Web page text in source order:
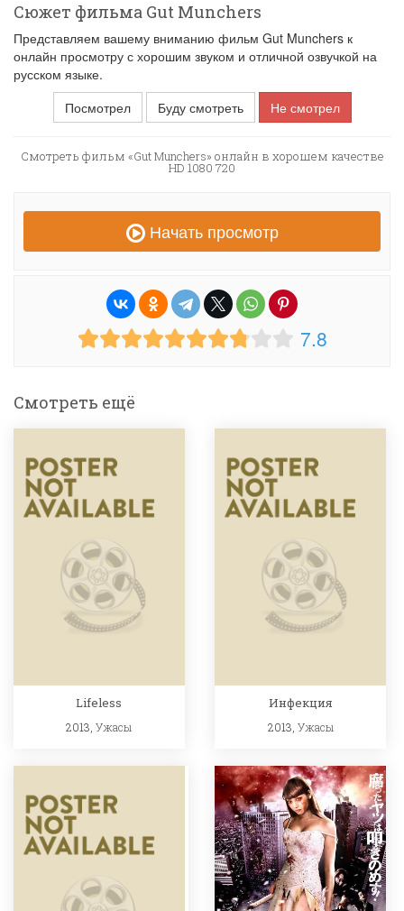
Сюжет фильма Gut Munchers
Представляем вашему вниманию фильм Gut Munchers к
онлайн просмотру с хорошим звуком и отличной озвучкой на
русском языке.
Посмотрел
Буду смотреть Не смотрел
Смотреть фильм «Gut Munchers» онлайн в хорошем качестве
HD 1080 720
Начать просмотр
7.8
Смотреть ещё
Lifeless
2013,Ужасы
Инфекция
2013, Ужасы